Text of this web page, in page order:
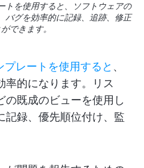
トを使用すると、ソフトウェアの
バグを効率的に記録、追跡、修正
できます。
レートを使用すると 、
率的になります。リス
の既成のビューを使用し
記録、優先順位付け、監